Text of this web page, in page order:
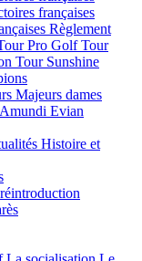
françaises
Règlement
Pro Golf Tour
Tour Sunshine
Majeurs dames
Evian
Histoire et